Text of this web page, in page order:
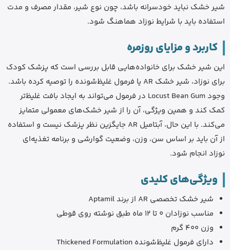
شیر خشک نباید خودسرانه باشد، چون نوع شیر، مقدار مصرف و مدت
استفاده باید با شرایط نوزاد هماهنگ شود.
کاربرد و مزایای روزمره
این شیر خشک برای خانواده‌هایی قابل بررسی است که پزشک کودک
برای نوزاد، شیر خشک AR یا فرمول غلیظ‌شونده را توصیه کرده باشد.
وجود Locust Bean Gum در فرمول می‌تواند به ایجاد بافت غلیظ‌تر
کمک کند و همین ویژگی، آن را از شیر خشک‌های معمولی متمایز
می‌کند. با این حال، آبتامیل AR جایگزین نظر پزشک نیست و استفاده
از آن باید بر اساس سن، وزن، وضعیت گوارشی و برنامه تغذیه‌ای
نوزاد انجام شود.
ویژگی‌های کلیدی
شیر خشک تخصصی AR از برند Aptamil
مناسب نوزادان 0 تا 12 ماه طبق نوشته روی قوطی
وزن 400 گرم
دارای فرمول غلیظ‌شونده Thickened Formulation